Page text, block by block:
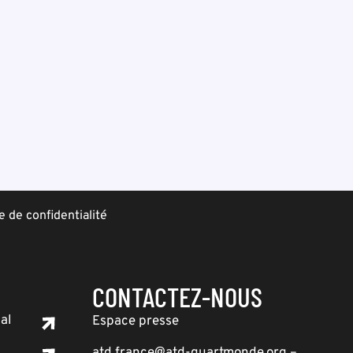
de confidentialité
CONTACTEZ-NOUS
Espace presse